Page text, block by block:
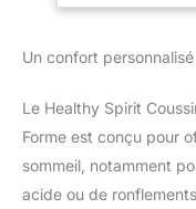
Un confort
Le Healthy Spirit
Forme est conçu pour
sommeil, notamment
acide ou de